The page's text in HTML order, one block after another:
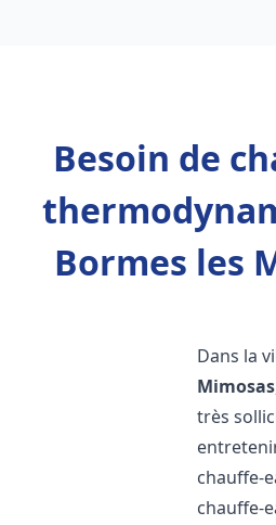
Besoin de
Bormes les
Dans la
Mimosas
très
chauffe-
chauffe-